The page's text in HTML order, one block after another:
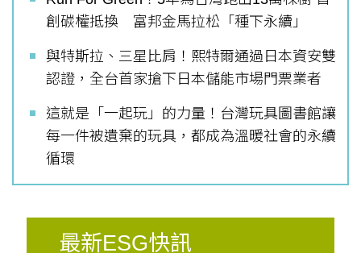
創碳權抵換 富邦金馬拉松「種下永續」
與特斯拉、三星比肩！熙特爾通過日本資安雙
認證，全台首家搶下日本儲能市場門票業者
這就是「一起玩」的力量！台灣玩具圖書館讓
每一件被遺棄的玩具，都成為溫暖社會的永續
循環
最新ESG快訊